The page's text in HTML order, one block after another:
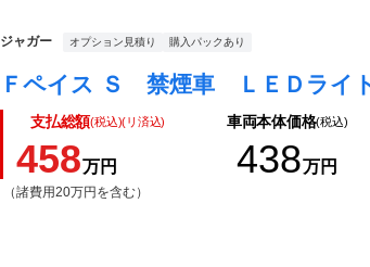
ジャガー オプション見積り 購入パックあり
支払総額(税込)(リ済込)
458万円
（諸費用20万円を含む）
車両本体価格(税込)
438万円